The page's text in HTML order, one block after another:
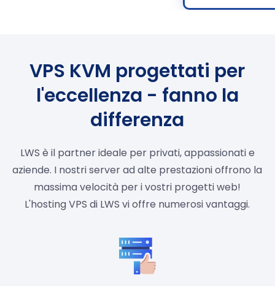
VPS KVM progettati per
l'eccellenza - fanno la
differenza
LWS è il partner ideale per privati, appassionati e
aziende. I nostri server ad alte prestazioni offrono la
massima velocità per i vostri progetti web!
L'hosting VPS di LWS vi offre numerosi vantaggi.